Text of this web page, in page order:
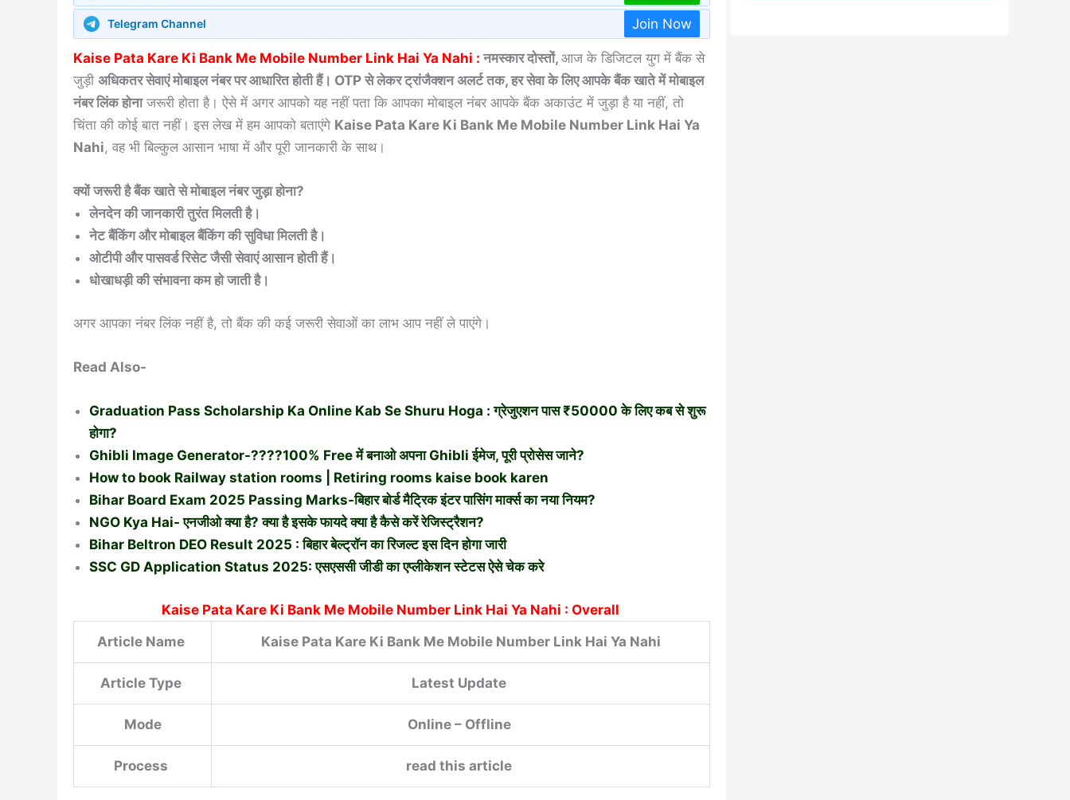
Telegram Channel Join Now
Kaise Pata Kare Ki Bank Me Mobile Number Link Hai Ya Nahi : नमस्कार दोस्तों, आज के डिजिटल युग में बैंक से
जुड़ी अधिकतर सेवाएं मोबाइल नंबर पर आधारित होती हैं। OTP से लेकर ट्रांजैक्शन अलर्ट तक, हर सेवा के लिए आपके बैंक खाते में मोबाइल
नंबर लिंक होनाजरूरी होता है। ऐसे में अगर आपको यह नहीं पता कि आपका मोबाइल नंबर आपके बैंक अकाउंट में जुड़ा है या नहीं, तो
चिंता की कोई बात नहीं। इस लेख में हम आपको बताएंगे Kaise Pata Kare Ki Bank Me Mobile Number Link Hai Ya
Nahi, वह भी बिल्कुल आसान भाषा में और पूरी जानकारी के साथ।
क्यों जरूरी है बैंक खाते से मोबाइल नंबर जुड़ा होना?
लेनदेन की जानकारी तुरंत मिलती है।
नेट बैंकिंग और मोबाइल बैंकिंग की सुविधा मिलती है।
ओटीपी और पासवर्ड रिसेट जैसी सेवाएं आसान होती हैं।
धोखाधड़ी की संभावना कम हो जाती है।
अगर आपका नंबर लिंक नहीं है, तो बैंक की कई जरूरी सेवाओं का लाभ आप नहीं ले पाएंगे।
Read Also-
Graduation Pass Scholarship Ka Online Kab Se Shuru Hoga : ग्रेजुएशन पास ₹50000 के लिए कब से शुरू
होगा?
Ghibli Image Generator-????100% Free में बनाओ अपना Ghibli ईमेज, पूरी प्रोसेस जाने?
How to book Railway station rooms | Retiring rooms kaise book karen
Bihar Board Exam 2025 Passing Marks-बिहार बोर्ड मैट्रिक इंटर पासिंग मार्क्स का नया नियम?
NGO Kya Hai- एनजीओ क्या है? क्या है इसके फायदे क्या है कैसे करें रेजिस्ट्रैशन?
Bihar Beltron DEO Result 2025 : बिहार बेल्ट्रॉन का रिजल्ट इस दिन होगा जारी
SSC GD Application Status 2025: एसएससी जीडी का एप्लीकेशन स्टेटस ऐसे चेक करे
Kaise Pata Kare Ki Bank Me Mobile Number Link Hai Ya Nahi : Overall
Article Name
Kaise Pata Kare Ki Bank Me Mobile Number Link Hai Ya Nahi
Article Type Latest Update
Mode Online – Offline
Process read this article